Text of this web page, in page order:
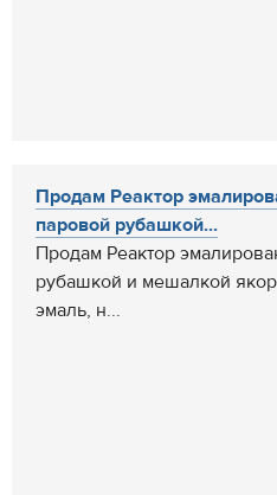
Продам Реактор
паровой рубашкой...
Продам Реактор
рубашкой и мешалкой
эмаль, н...